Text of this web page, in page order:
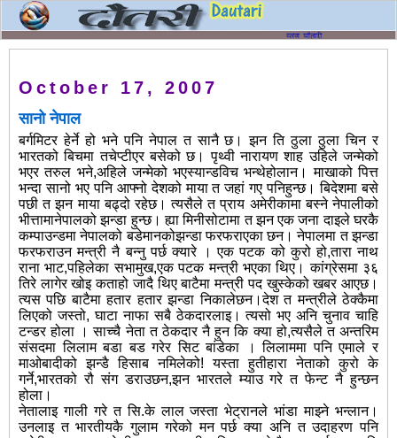
October 17, 2007
सानो नेपाल
बर्गमिटर हेर्ने हो भने पनि नेपाल त सानै छ। झन ति ठुला ठुला चिन र
भारतको बिचमा तचेप्टीएर बसेको छ। पृथ्वी नारायण शाह उहिले जन्मेको
भएर तरुल भने,अहिले जन्मेको भएस्यान्डविच भन्थेहोलान। माखाको पित्त
भन्दा सानो भए पनि आफ्नो देशको माया त जहां गए पनिहुन्छ। बिदेशमा बसे
पछी त झन माया बढ्दो रहेछ। त्यसैले त प्राय अमेरीकामा बस्ने नेपालीको
भीत्तामानेपालको झन्डा हुन्छ। ह्या मिनीसोटामा त झन एक जना दाइले घरकै
कम्पाउन्डमा नेपालको बडेमानकोझन्डा फरफराएका छन। नेपालमा त झन्डा
फरफराउन मन्त्री नै बन्नु पर्छ क्यारे । एक पटक को कुरो हो,तारा नाथ
राना भाट,पहिलेका सभामुख,एक पटक मन्त्री भएका थिए। कांग्रेसमा ३६
तिरे लागेर खोइ कताहो जादै थिए बाटैमा मन्त्री पद खुस्केको खबर आएछ।
त्यस पछि बाटैमा हतार हतार झन्डा निकालेछन।देश त मन्त्रीले ठेक्कैमा
लिएको जस्तो, घाटा नाफा सबै ठेकदारलाइ। त्यसो भए अनि चुनाव चाहि
टन्डर होला । साच्चै नेता त ठेकदार नै हुन कि क्या हो,त्यसैले त अन्तरिम
संसदमा लिलाम बडा बड गरेर सिट बांडेका । लिलाममा पनि एमाले र
माओबादीको झन्डै हिसाब नमिलेको! यस्ता हुतीहारा नेताको कुरो के
गर्ने,भारतको रौ संग डराउछन,झन भारतले म्याउ गरे त फेन्ट नै हुन्छन
होला।
नेतालाइ गाली गरे त सि.के लाल जस्ता भेट्रानले भांडा माझ्ने भन्लान।
उनलाइ त भारतीयकै गुलाम गरेको मन पर्छ क्या अनि त उदाहरण पनि